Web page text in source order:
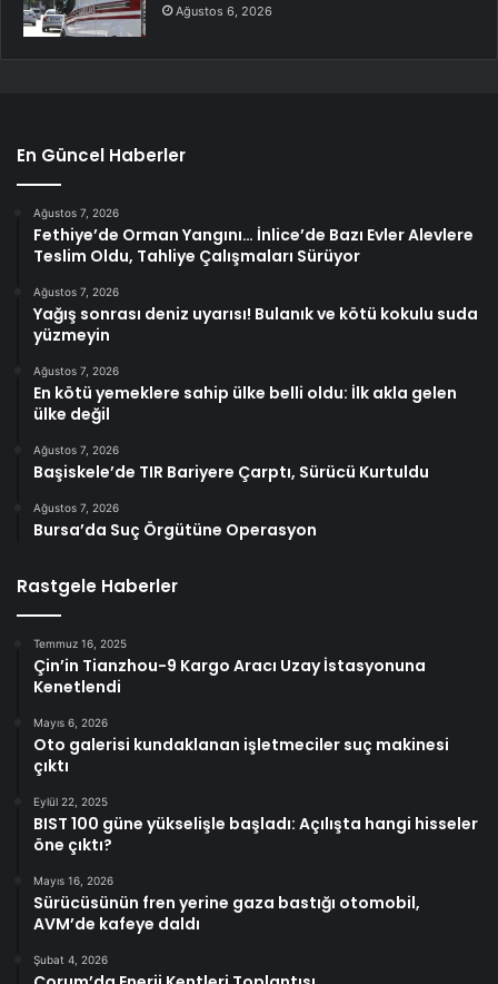
Ağustos 6, 2026
En Güncel Haberler
Ağustos 7, 2026
Fethiye’de Orman Yangını… İnlice’de Bazı Evler Alevlere
Teslim Oldu, Tahliye Çalışmaları Sürüyor
Ağustos 7, 2026
Yağış sonrası deniz uyarısı! Bulanık ve kötü kokulu suda
yüzmeyin
Ağustos 7, 2026
En kötü yemeklere sahip ülke belli oldu: İlk akla gelen
ülke değil
Ağustos 7, 2026
Başiskele’de TIR Bariyere Çarptı, Sürücü Kurtuldu
Ağustos 7, 2026
Bursa’da Suç Örgütüne Operasyon
Rastgele Haberler
Temmuz 16, 2025
Çin’in Tianzhou-9 Kargo Aracı Uzay İstasyonuna
Kenetlendi
Mayıs 6, 2026
Oto galerisi kundaklanan işletmeciler suç makinesi
çıktı
Eylül 22, 2025
BIST 100 güne yükselişle başladı: Açılışta hangi hisseler
öne çıktı?
Mayıs 16, 2026
Sürücüsünün fren yerine gaza bastığı otomobil,
AVM’de kafeye daldı
Şubat 4, 2026